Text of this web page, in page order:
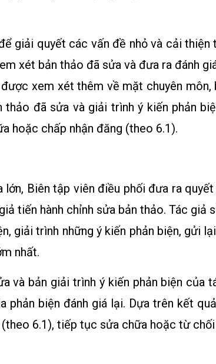
giải quyết các vấn đề nhỏ và cải
xét bản thảo đã sửa và đưa ra đánh
xem xét thêm về mặt chuyên
đã sửa và giải trình ý kiến phản
hoặc chấp nhận đăng (theo 6.1).
Biên tập viên điều phối đưa ra
tiến hành chỉnh sửa bản thảo. Tác giả
giải trình những ý kiến phản biện, gửi
nhất.
và bản giải trình ý kiến phản biện của
biện đánh giá lại. Dựa trên kết
6.1), tiếp tục sửa chữa hoặc từ